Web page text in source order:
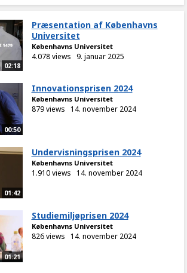
02:18
Præsentation af Københavns
Universitet
Københavns Universitet
4.078 views 9. januar 2025
00:50
Innovationsprisen 2024
Københavns Universitet
879 views 14. november 2024
01:42
Undervisningsprisen 2024
Københavns Universitet
1.910 views 14. november 2024
01:21
Studiemiljøprisen 2024
Københavns Universitet
826 views 14. november 2024